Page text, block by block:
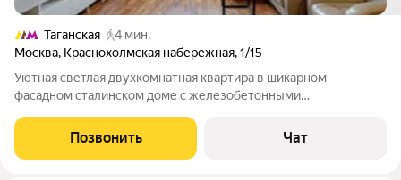
Таганская
4 мин.
Москва, Краснохолмская набережная,1/15
Уютная светлая двухкомнатная квартира в шикарном
фасадном сталинском доме с железобетонными
тёплый кирпичный дом, расположен в самом центре Москвы с
современной развитой инфраструктурой.
Позвонить Чат